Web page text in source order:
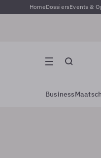
HomeDossiersEvents &
Business